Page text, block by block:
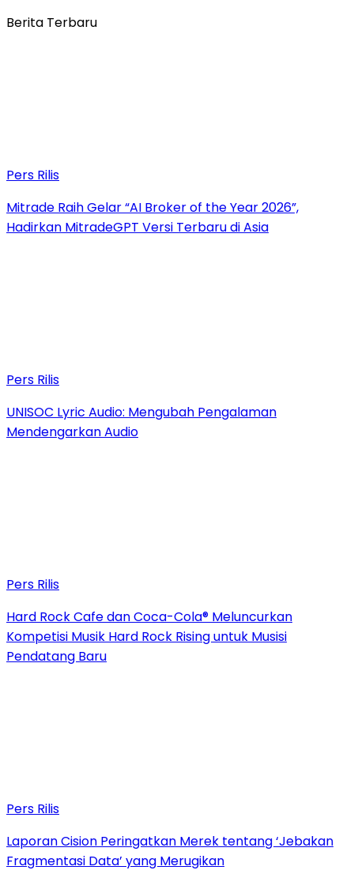
Berita Terbaru
Pers Rilis
Mitrade Raih Gelar “AI Broker of the Year 2026”,
Hadirkan MitradeGPT Versi Terbaru di Asia
Pers Rilis
UNISOC Lyric Audio: Mengubah Pengalaman
Mendengarkan Audio
Pers Rilis
Hard Rock Cafe dan Coca-Cola® Meluncurkan
Kompetisi Musik Hard Rock Rising untuk Musisi
Pendatang Baru
Pers Rilis
Laporan Cision Peringatkan Merek tentang ‘Jebakan
Fragmentasi Data’ yang Merugikan